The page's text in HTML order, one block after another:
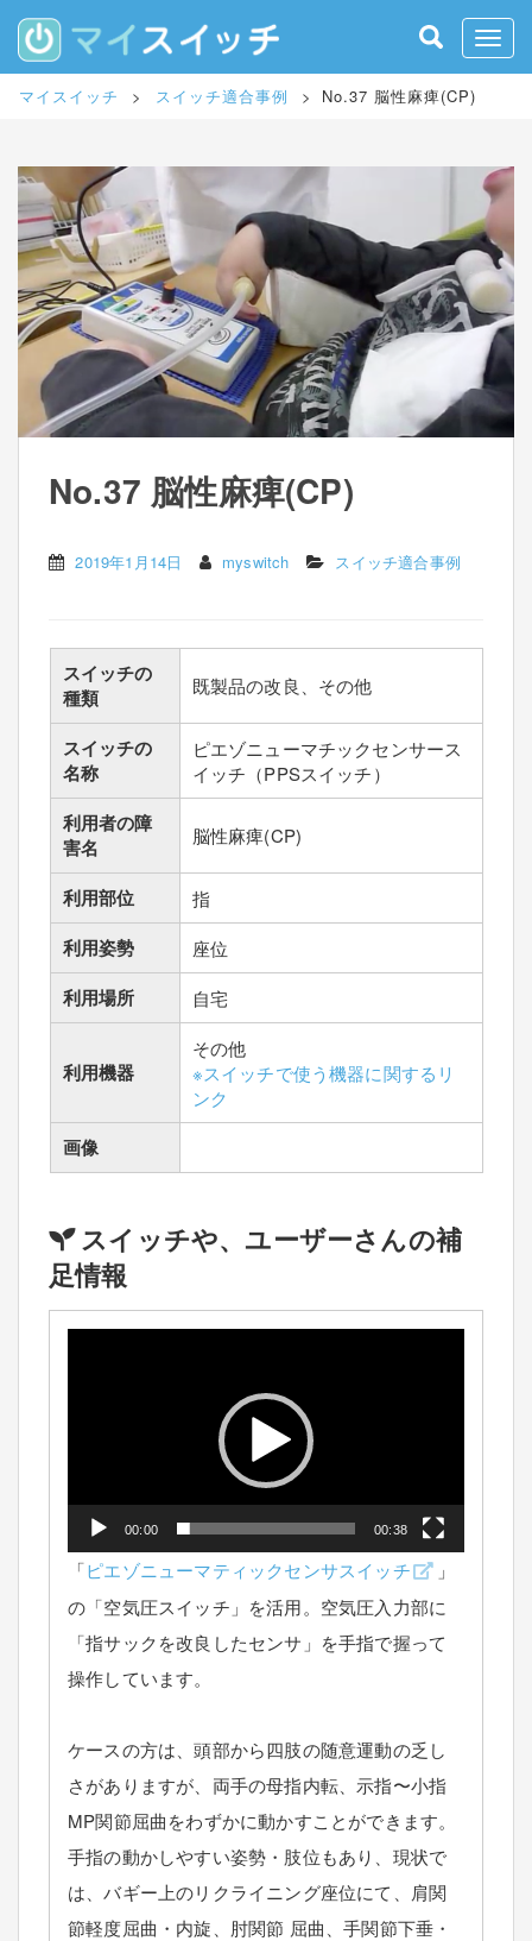
マイスイッチ > スイッチ適合事例 > No.37 脳性麻痺(CP)
No.37 脳性麻痺(CP)
2019年1月14日 myswitch スイッチ適合事例
スイッチの
種類
既製品の改良、その他
スイッチの
名称
ピエゾニューマチックセンサース
イッチ（PPSスイッチ）
利用者の障
害名
脳性麻痺(CP)
利用部位 指
利用姿勢 座位
利用場所 自宅
利用機器
その他
※スイッチで使う機器に関するリ
ンク
画像
スイッチや、ユーザーさんの補
足情報
00:00 00:38
「ピエゾニューマティックセンサスイッチ
」
の「空気圧スイッチ」を活用。空気圧入力部に
「指サックを改良したセンサ」を手指で握って
操作しています。
ケースの方は、頭部から四肢の随意運動の乏し
さがありますが、両手の母指内転、示指〜小指
MP関節屈曲をわずかに動かすことができます。
手指の動かしやすい姿勢・肢位もあり、現状で
は、バギー上のリクライニング座位にて、肩関
節軽度屈曲・内旋、肘関節 屈曲、手関節下垂・